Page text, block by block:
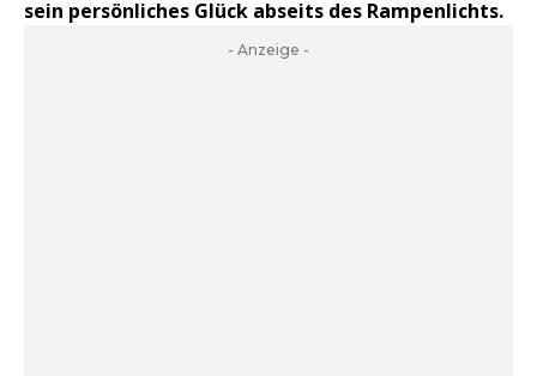
sein persönliches Glück abseits des Rampenlichts.
- Anzeige -